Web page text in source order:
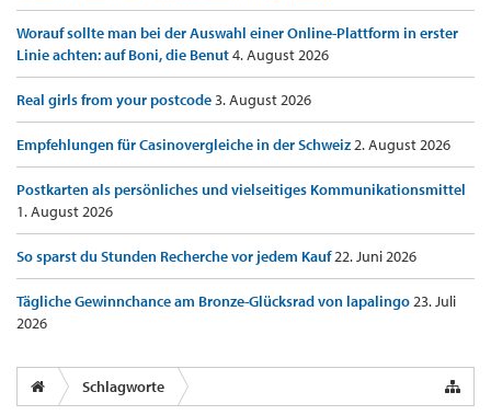
Worauf sollte man bei der Auswahl einer Online-Plattform in erster
Linie achten: auf Boni, die Benut4. August 2026
Real girls from your postcode3. August 2026
Empfehlungen für Casinovergleiche in der Schweiz2. August 2026
Postkarten als persönliches und vielseitiges Kommunikationsmittel
1. August 2026
So sparst du Stunden Recherche vor jedem Kauf22. Juni 2026
Tägliche Gewinnchance am Bronze-Glücksrad von lapalingo23. Juli
2026
Schlagworte